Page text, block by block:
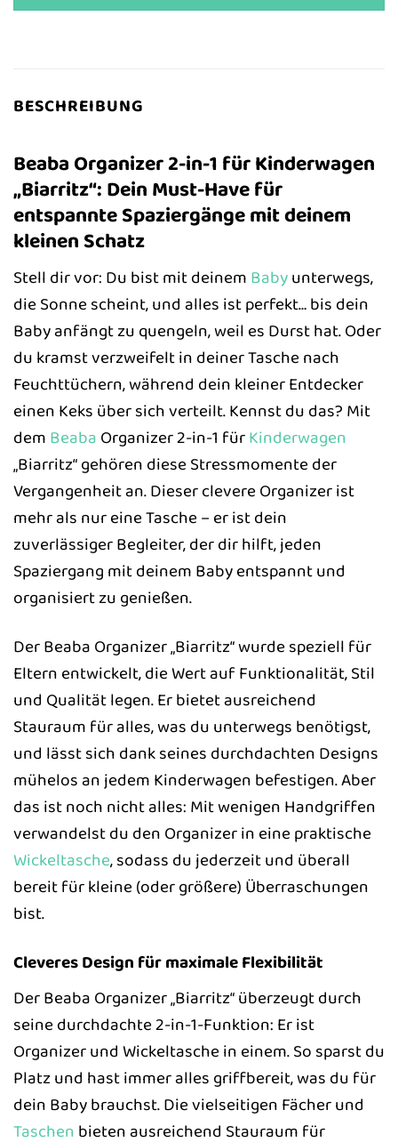
BESCHREIBUNG
Beaba Organizer 2-in-1 für Kinderwagen
„Biarritz“: Dein Must-Have für
entspannte Spaziergänge mit deinem
kleinen Schatz
Stell dir vor: Du bist mit deinem Babyunterwegs,
die Sonne scheint, und alles ist perfekt… bis dein
Baby anfängt zu quengeln, weil es Durst hat. Oder
du kramst verzweifelt in deiner Tasche nach
Feuchttüchern, während dein kleiner Entdecker
einen Keks über sich verteilt. Kennst du das? Mit
dem Beaba Organizer 2-in-1 fürKinderwagen
„Biarritz“ gehören diese Stressmomente der
Vergangenheit an. Dieser clevere Organizer ist
mehr als nur eine Tasche – er ist dein
zuverlässiger Begleiter, der dir hilft, jeden
Spaziergang mit deinem Baby entspannt und
organisiert zu genießen.
Der Beaba Organizer „Biarritz“ wurde speziell für
Eltern entwickelt, die Wert auf Funktionalität, Stil
und Qualität legen. Er bietet ausreichend
Stauraum für alles, was du unterwegs benötigst,
und lässt sich dank seines durchdachten Designs
mühelos an jedem Kinderwagen befestigen. Aber
das ist noch nicht alles: Mit wenigen Handgriffen
verwandelst du den Organizer in eine praktische
Wickeltasche, sodass du jederzeit und überall
bereit für kleine (oder größere) Überraschungen
bist.
Cleveres Design für maximale Flexibilität
Der Beaba Organizer „Biarritz“ überzeugt durch
seine durchdachte 2-in-1-Funktion: Er ist
Organizer und Wickeltasche in einem. So sparst du
Platz und hast immer alles griffbereit, was du für
dein Baby brauchst. Die vielseitigen Fächer und
Taschen bieten ausreichend Stauraum für